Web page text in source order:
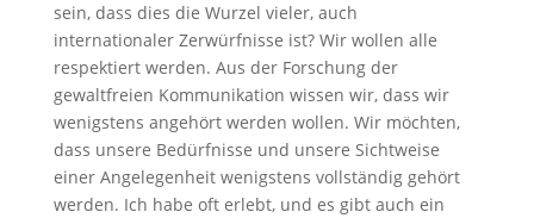
sein, dass dies die Wurzel vieler, auch
internationaler Zerwürfnisse ist? Wir wollen alle
respektiert werden. Aus der Forschung der
gewaltfreien Kommunikation wissen wir, dass wir
wenigstens angehört werden wollen. Wir möchten,
dass unsere Bedürfnisse und unsere Sichtweise
einer Angelegenheit wenigstens vollständig gehört
werden. Ich habe oft erlebt, und es gibt auch ein